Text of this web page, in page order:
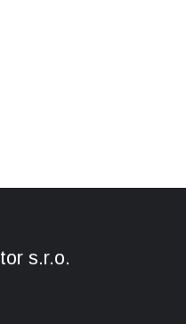
s.r.o.